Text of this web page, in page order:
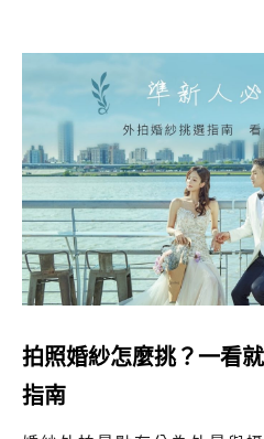
拍照婚紗怎麼挑？一看
指南